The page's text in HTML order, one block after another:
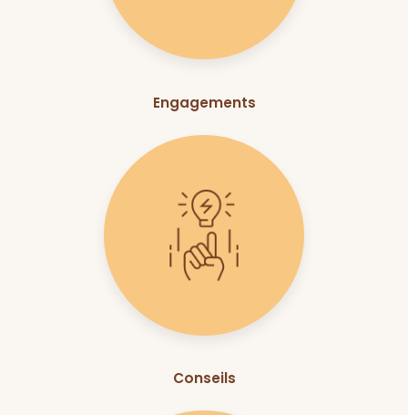
Engagements
Conseils